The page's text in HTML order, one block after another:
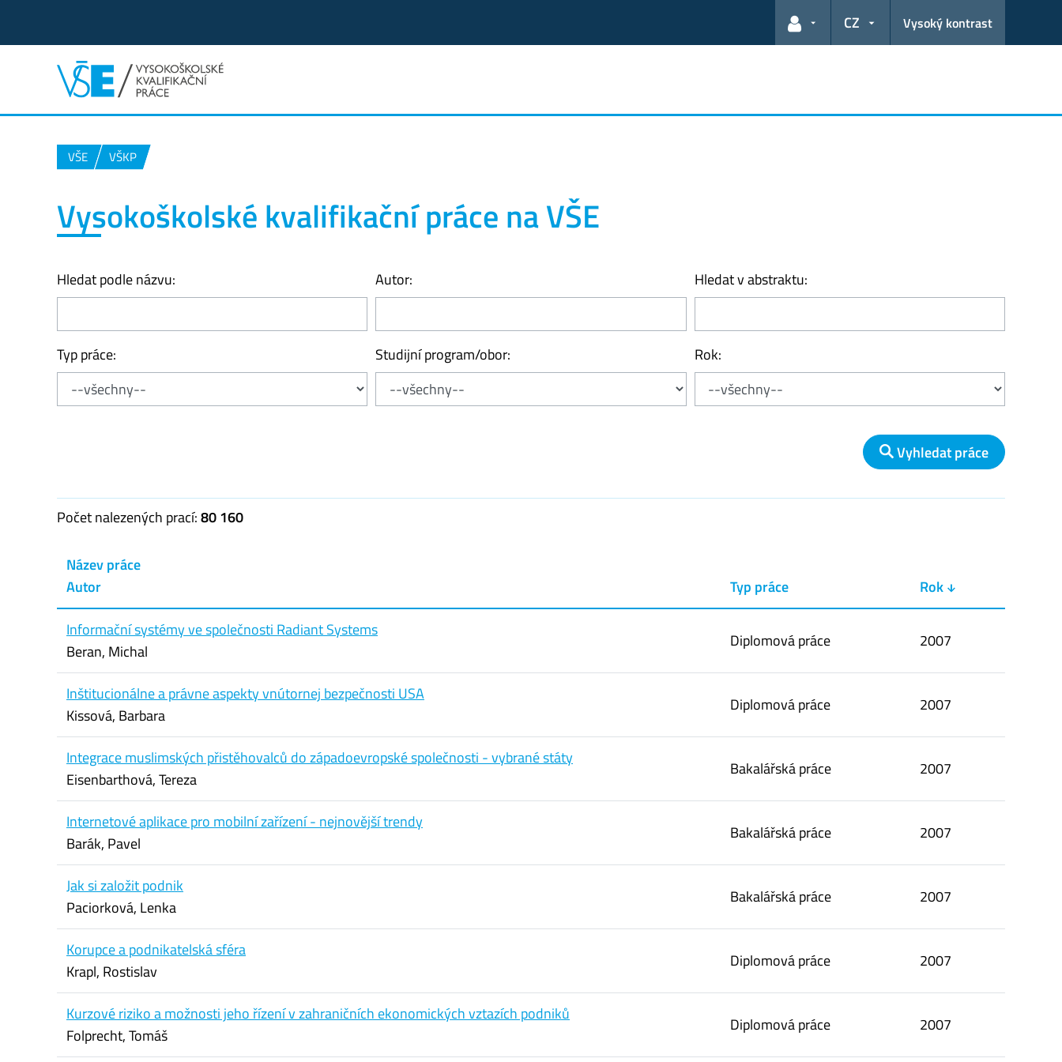
Odkazy pro uživatele
CZ Vysoký kontrast
VŠE VŠKP
Vysokoškolské kvalifikační práce na VŠE
Hledat podle názvu: Autor: Hledat v abstraktu:
Typ práce: Studijní program/obor: Rok:
Vyhledat práce
Počet nalezených prací:80 160
Název práce
Autor
Typ práce
Rok ↓
Informační systémy ve společnosti Radiant Systems
Beran, Michal
Diplomová práce 2007
Inštitucionálne a právne aspekty vnútornej bezpečnosti USA
Kissová, Barbara
Diplomová práce 2007
Integrace muslimských přistěhovalců do západoevropské společnosti - vybrané státy
Eisenbarthová, Tereza
Bakalářská práce 2007
Internetové aplikace pro mobilní zařízení - nejnovější trendy
Barák, Pavel
Bakalářská práce 2007
Jak si založit podnik
Paciorková, Lenka
Bakalářská práce 2007
Korupce a podnikatelská sféra
Krapl, Rostislav
Diplomová práce 2007
Kurzové riziko a možnosti jeho řízení v zahraničních ekonomických vztazích podniků
Folprecht, Tomáš
Diplomová práce 2007